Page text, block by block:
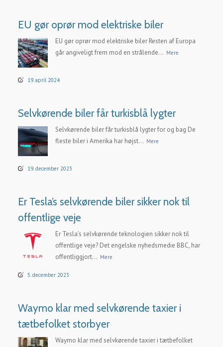
EU gør oprør mod elektriske biler
EU gør oprør mod elektriske biler Resten af Europa
går angiveligt frem mod en strålende... Mere
19. april 2024
Selvkørende biler får turkisblå lygter
Selvkørende biler får turkisblå lygter for og bag De
fleste biler i Amerika har højst... Mere
19. december 2023
Er Tesla’s selvkørende biler sikker nok til
offentlige veje
Er Tesla’s selvkørende teknologien sikker nok til
offentlige veje? Det engelske nyhedsmedie BBC, har
offentliggjort... Mere
5. december 2023
Waymo klar med selvkørende taxier i
tætbefolket storbyer
Waymo klar med selvkørende taxier i tætbefolket